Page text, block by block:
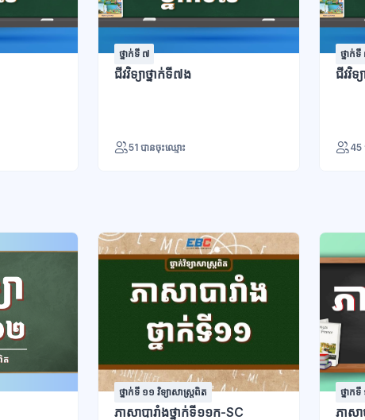
ថ្នាក់ទី ៧
ជីវវិទ្យាថ្នាក់ទី៧ង
51 បានចុះឈ្មោះ
ថ្នាក់
ជីវវិទ្
45
ថ្នាក់ទី ១១ វិទ្យាសាស្រ្តពិត
ភាសាបារាំងថ្នាក់ទី១១ក-SC
ថ្នាក
ភាសា